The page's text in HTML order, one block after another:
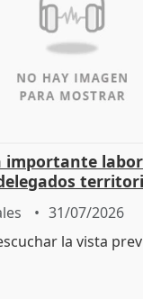
importante
31/07/2026